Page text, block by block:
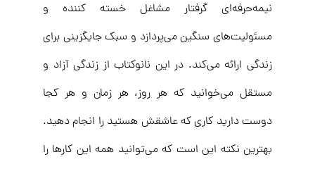
نیمه‌حرفه‌ای گرفتار مشاغل خسته‌ کننده و
مسئولیت‌های سنگین می‌پردازد و سبک جایگزینی برای
زندگی ارائه می‌کند. در این نانوکتاب از زندگی آزاد و
مستقل می‌خوانید که هر روز، هر زمان و هر کجا
دوست دارید کاری که عاشقش هستید را انجام دهید.
بهترین نکته این است که می‌توانید همه‌ این کارها را